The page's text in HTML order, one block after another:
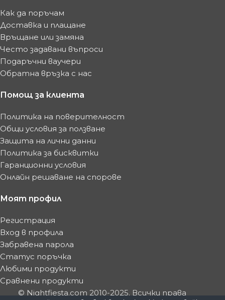
Как да поръчам
Доставка и плащане
Връщане или замяна
Често задавани въпроси
Подаръчни ваучери
Обратна връзка с нас
Помощ за клиента
Политика на поверителност
Общи условия за ползване
Защита на лични данни
Политика за бисквитки
Гаранционни условия
Онлайн решаване на спорове
Моят профил
Регистрация
Вход в профила
Забравена парола
Статус поръчка
Любими продукти
Сравнени продукти
© Nightfiesta.com 2010-2025. Всички права